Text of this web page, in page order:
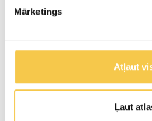
Mārketings
Atļaut
Ļaut
Sastāvdaļas: pasterizēts